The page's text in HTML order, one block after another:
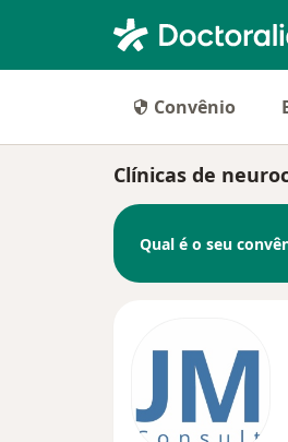
Convênio
Clínicas de
Qual é o seu